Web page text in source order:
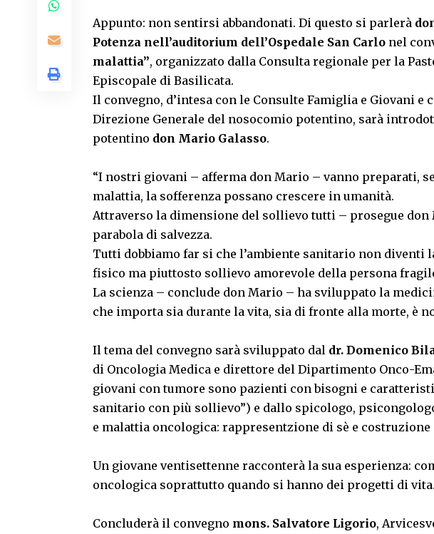
Appunto: non sentirsi abbandonati. Di questo si parlerà
Potenza nell’auditorium dell’Ospedale San Carlo nel
malattia”, organizzato dalla Consulta regionale per la
Episcopale di Basilicata.
Il convegno, d’intesa con le Consulte Famiglia e Giovani e
Direzione Generale del nosocomio potentino, sarà
potentino don Mario Galasso.
“I nostri giovani – afferma don Mario – vanno preparati,
malattia, la sofferenza possano crescere in umanità.
Attraverso la dimensione del sollievo tutti – prosegue
parabola di salvezza.
Tutti dobbiamo far si che l’ambiente sanitario non diventi
fisico ma piuttosto sollievo amorevole della persona
La scienza – conclude don Mario – ha sviluppato la
che importa sia durante la vita, sia di fronte alla morte, è
Il tema del convegno sarà sviluppato dal dr. Domenico
di Oncologia Medica e direttore del Dipartimento Onco-
giovani con tumore sono pazienti con bisogni e
sanitario con più sollievo”) e dallo spicologo,
e malattia oncologica: rappresentzione di sè e costruzione
Un giovane ventisettenne racconterà la sua esperienza:
oncologica soprattutto quando si hanno dei progetti di vita.
Concluderà il convegno mons. Salvatore Ligorio,